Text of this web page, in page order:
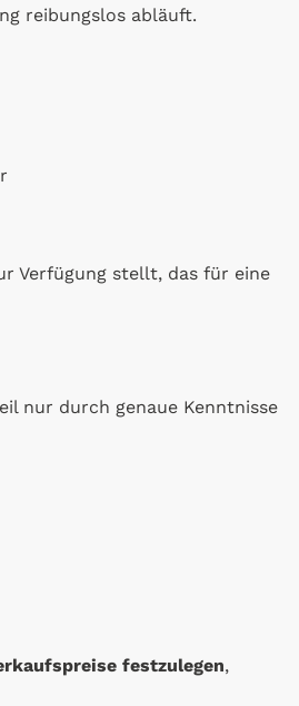
reibungslos abläuft.
Verfügung stellt, das für eine
nur durch genaue Kenntnisse
festzulegen,